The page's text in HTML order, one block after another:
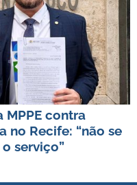
MPPE contra
no Recife: “não se
serviço”